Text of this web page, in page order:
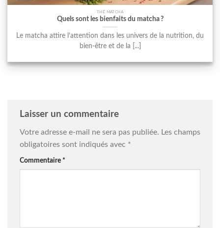
THÉ MATCHA
Quels sont les bienfaits du matcha ?
Le matcha attire l’attention dans les univers de la nutrition, du
bien-être et de la [...]
Laisser un commentaire
Votre adresse e-mail ne sera pas publiée. Les champs
obligatoires sont indiqués avec *
Commentaire *